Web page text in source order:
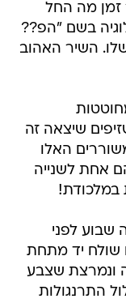
זמן מה החל
בשם "הפ??
השיר האהוב
שיצאה זה
האלו
אחת לשנייה
במלכודת!
שבוע לפני
שולח יד מתחת
ונמרצת שצבע
התרנגולות